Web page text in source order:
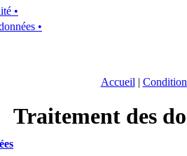
•
•
Accueil |
Traitement des